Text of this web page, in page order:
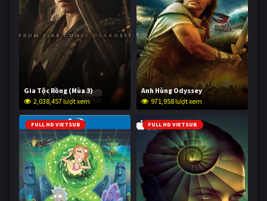
Gia Tộc Rồng (Mùa 3)
2,038,457 lượt xem
Anh Hùng Odyssey
971,958 lượt xem
FULL HD VIETSUB FULL HD VIETSUB